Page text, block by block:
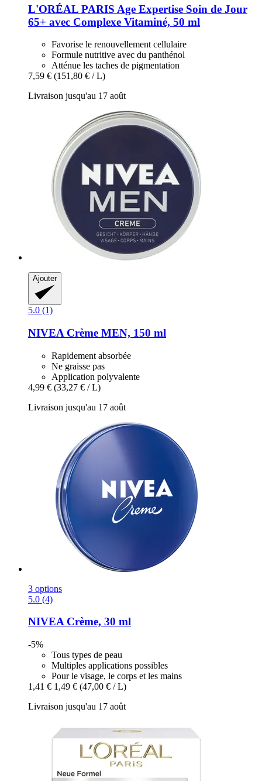
L'ORÉAL PARIS Age Expertise Soin de Jour
65+ avec Complexe Vitaminé, 50 ml
Favorise le renouvellement cellulaire
Formule nutritive avec du panthénol
Atténue les taches de pigmentation
7,59 € (151,80 € / L)
Livraison jusqu'au 17 août
Ajouter
5.0 (1)
NIVEA Crème MEN, 150 ml
Rapidement absorbée
Ne graisse pas
Application polyvalente
4,99 € (33,27 € / L)
Livraison jusqu'au 17 août
3 options
5.0 (4)
NIVEACrème, 30 ml
-5%
Tous types de peau
Multiples applications possibles
Pour le visage, le corps et les mains
1,41 € 1,49 € (47,00 € / L)
Livraison jusqu'au 17 août